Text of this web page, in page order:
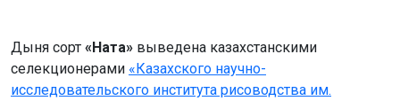
Дыня сорт «Ната» выведена казахстанскими
селекционерами «Казахского научно-
исследовательского института рисоводства им.